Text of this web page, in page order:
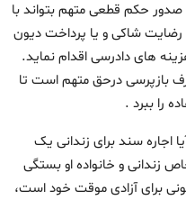
صدور حکم قطعی متهم بتواند با
شاکی و یا پرداخت دیون
های دادرسی اقدام نماید.
بازپرسی درحق متهم است تا
را ببرد .
اجاره سند برای زندانی یک
زندانی و خانواده او بستگی
برای آزادی موقت خود است،